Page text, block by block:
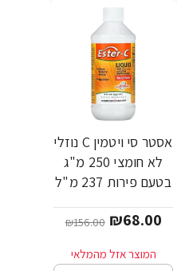
-56%
אסטר סי ויטמין C נוזלי
לא חומצי 250 מ"ג
בטעם פירות 237 מ"ל
₪68.00
₪156.00